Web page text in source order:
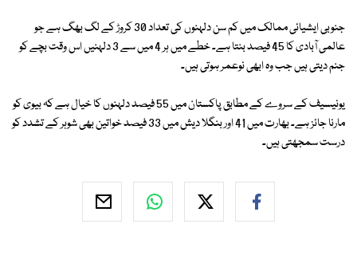
جنوبی ایشیائی ممالک میں کم سن دلہنوں کی تعداد 30 کروڑ کے لگ بھگ ہے جو
عالمی آبادی کا 45 فیصد بنتا ہے۔ خطے میں ہر 4 میں سے 3 دلہنیں اس وقت بچے کو
جنم دیتی ہیں جب وہ ابھی نوعمر ہوتی ہیں۔
یونیسیف کے سروے کے مطابق پاکستان میں 55 فیصد دلہنوں کا خیال ہے کہ بیوی کو
مارنا جائز ہے۔ بھارت میں 41 اور بنگلا دیش میں 33 فیصد خواتین بھی شوہر کے تشدد کو
درست سمجھتی ہیں۔